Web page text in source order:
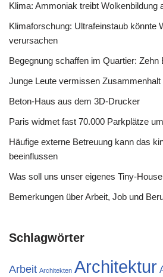
Klima: Ammoniak treibt Wolkenbildung
Klimaforschung: Ultrafeinstaub könnte
verursachen
Begegnung schaffen im Quartier: Zehn
Junge Leute vermissen
Beton-Haus aus dem 3D-Drucker
Paris widmet fast 70.000 Parkplätze um
Häufige externe Betreuung kann das
beeinflussen
Was soll uns unser eigenes Tiny-
Bemerkungen über Arbeit, Job und
Schlagwörter
Arbeit Architekten Architektur